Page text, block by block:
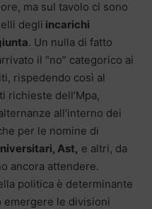
ma sul tavolo ci sono
degli incarichi
. Un nulla di fatto
il “no” categorico ai
rispedendo così al
richieste dell’Mpa,
all’interno dei
per le nomine di
Ast, e altri, da
ancora attendere.
politica è determinante
emergere le divisioni